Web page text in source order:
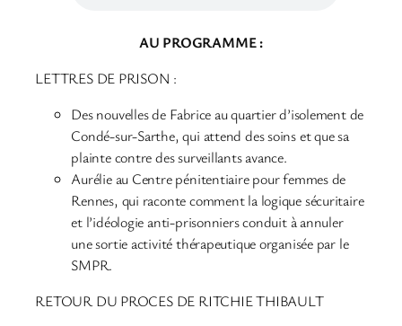
AU PROGRAMME :
LETTRES DE PRISON :
Des nouvelles de Fabrice au quartier d’isolement de
Condé-sur-Sarthe, qui attend des soins et que sa
plainte contre des surveillants avance.
Aurélie au Centre pénitentiaire pour femmes de
Rennes, qui raconte comment la logique sécuritaire
et l’idéologie anti-prisonniers conduit à annuler
une sortie activité thérapeutique organisée par le
SMPR.
RETOUR DU PROCES DE RITCHIE THIBAULT